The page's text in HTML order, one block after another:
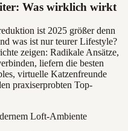
Was wirklich wirkt
ist 2025 größer denn
was ist nur teurer Lifestyle?
zeigen: Radikale Ansätze,
liefern die besten
virtuelle Katzenfreunde
praxiserprobten Top-